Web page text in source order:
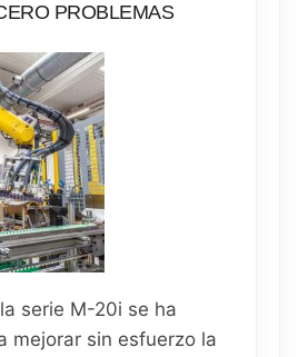
PROBLEMAS
serie M-20i se ha
mejorar sin esfuerzo la